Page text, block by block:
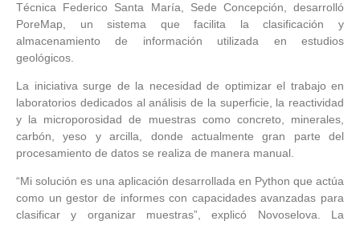
Técnica Federico Santa María, Sede Concepción, desarrolló
PoreMap, un sistema que facilita la clasificación y
almacenamiento de información utilizada en estudios
geológicos.
La iniciativa surge de la necesidad de optimizar el trabajo en
laboratorios dedicados al análisis de la superficie, la reactividad
y la microporosidad de muestras como concreto, minerales,
carbón, yeso y arcilla, donde actualmente gran parte del
procesamiento de datos se realiza de manera manual.
“Mi solución es una aplicación desarrollada en Python que actúa
como un gestor de informes con capacidades avanzadas para
clasificar y organizar muestras”, explicó Novoselova. La